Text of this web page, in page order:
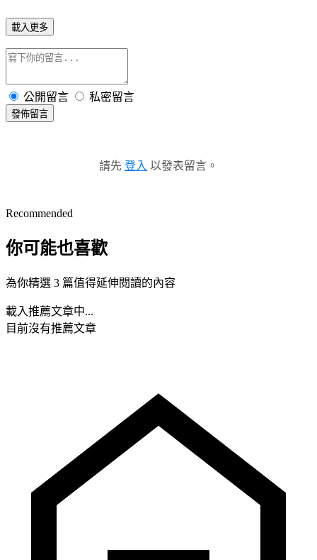
載入更多
公開留言 私密留言
發佈留言
請先 登入 以發表留言。
Recommended
你可能也喜歡
為你精選 3 篇值得延伸閱讀的內容
載入推薦文章中...
目前沒有推薦文章